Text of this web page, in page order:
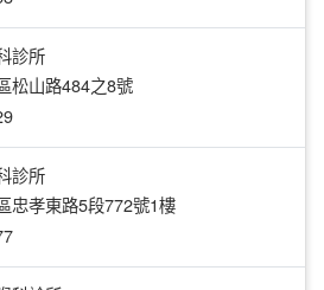
診所
松山路484之8號
診所
忠孝東路5段772號1樓